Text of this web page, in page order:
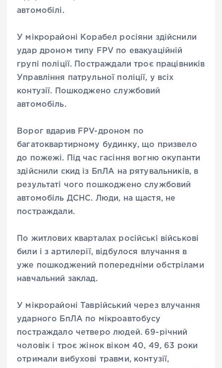
автомобілі.
У мікрорайоні Корабел росіяни здійснили
удар дроном типу FPV по евакуаційній
групі поліції. Постраждали троє працівників
Управління патрульної поліції, у всіх
контузії. Пошкоджено службовий
автомобіль.
Ворог вдарив FPV-дроном по
багатоквартирному будинку, що призвело
до пожежі. Під час гасіння вогню окупанти
здійснили скид із БпЛА на рятувальників, в
результаті чого пошкоджено службовий
автомобіль ДСНС. Люди, на щастя, не
постраждали.
По житлових кварталах російські військові
били і з артилерії, відбулося влучання в
уже пошкоджений попередніми обстрілами
навчальний заклад.
У мікрорайоні Таврійський через влучання
ударного БпЛА по мікроавтобусу
постраждало четверо людей. 69-річний
чоловік і троє жінок віком 40, 49, 63 роки
отримали вибухові травми, контузії,